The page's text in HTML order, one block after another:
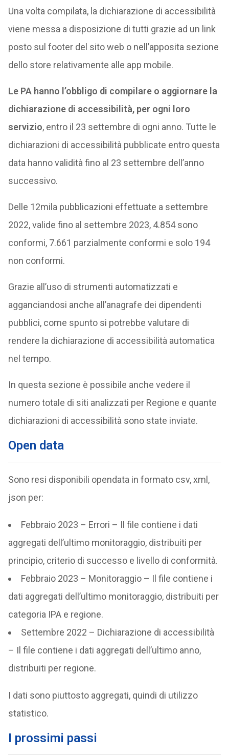
Una volta compilata, la dichiarazione di accessibilità
viene messa a disposizione di tutti grazie ad un link
posto sul footer del sito web o nell’apposita sezione
dello store relativamente alle app mobile.
Le PA hanno l’obbligo di compilare o aggiornare la
dichiarazione di accessibilità, per ogni loro
servizio, entro il 23 settembre di ogni anno. Tutte le
dichiarazioni di accessibilità pubblicate entro questa
data hanno validità fino al 23 settembre dell’anno
successivo.
Delle 12mila pubblicazioni effettuate a settembre
2022, valide fino al settembre 2023, 4.854 sono
conformi, 7.661 parzialmente conformi e solo 194
non conformi.
Grazie all’uso di strumenti automatizzati e
agganciandosi anche all’anagrafe dei dipendenti
pubblici, come spunto si potrebbe valutare di
rendere la dichiarazione di accessibilità automatica
nel tempo.
In questa sezione è possibile anche vedere il
numero totale di siti analizzati per Regione e quante
dichiarazioni di accessibilità sono state inviate.
Open data
Sono resi disponibili opendata in formato csv, xml,
json per:
Febbraio 2023 – Errori – Il file contiene i dati
aggregati dell’ultimo monitoraggio, distribuiti per
principio, criterio di successo e livello di conformità.
Febbraio 2023 – Monitoraggio – Il file contiene i
dati aggregati dell’ultimo monitoraggio, distribuiti per
categoria IPA e regione.
Settembre 2022 – Dichiarazione di accessibilità
– Il file contiene i dati aggregati dell’ultimo anno,
distribuiti per regione.
I dati sono piuttosto aggregati, quindi di utilizzo
statistico.
I prossimi passi